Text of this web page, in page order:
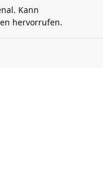
Kann
hervorrufen.